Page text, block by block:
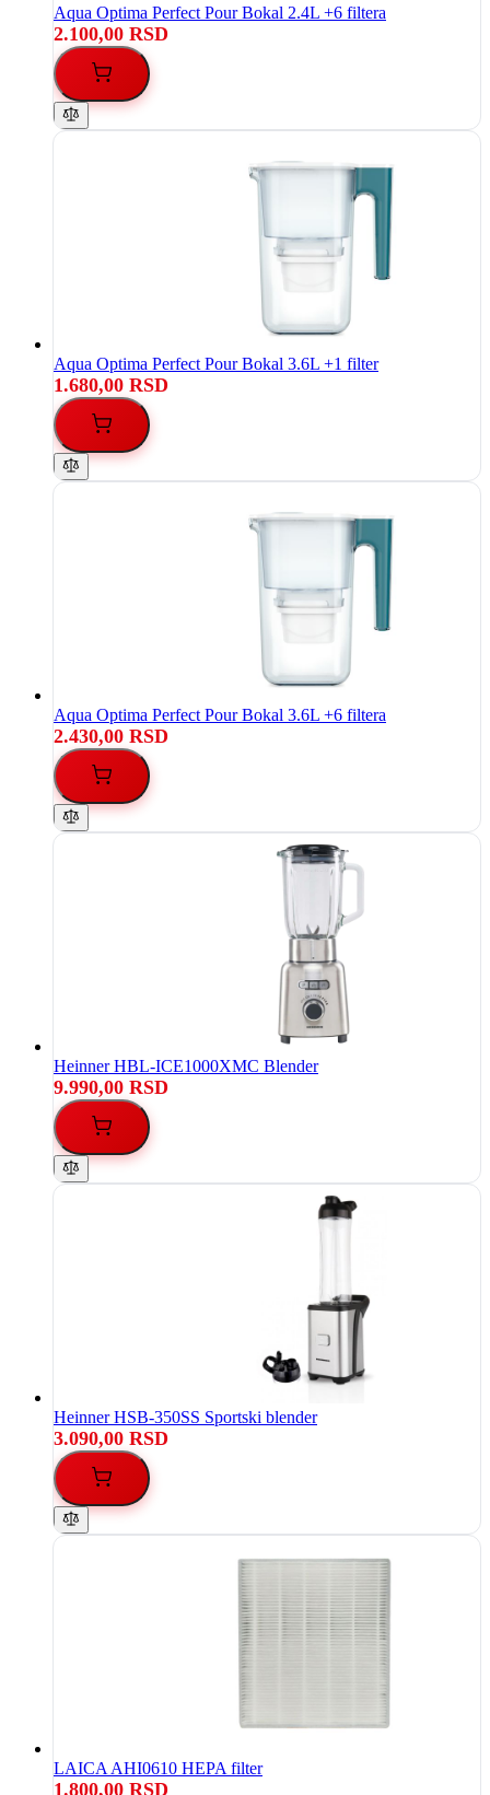
Aqua Optima Perfect Pour Bokal 2.4L +6 filtera
2.100,00 RSD
Aqua Optima Perfect Pour Bokal 3.6L +1 filter
1.680,00 RSD
Aqua Optima Perfect Pour Bokal 3.6L +6 filtera
2.430,00 RSD
Heinner HBL-ICE1000XMC Blender
9.990,00 RSD
Heinner HSB-350SS Sportski blender
3.090,00 RSD
LAICA AHI0610 HEPA filter
1.800,00 RSD